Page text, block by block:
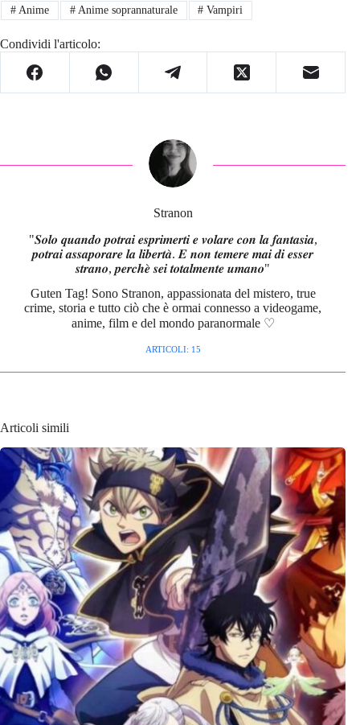
#Anime #Anime soprannaturale # Vampiri
Condividi l'articolo:
Stranon
"𝑺𝒐𝒍𝒐 𝒒𝒖𝒂𝒏𝒅𝒐 𝒑𝒐𝒕𝒓𝒂𝒊 𝒆𝒔𝒑𝒓𝒊𝒎𝒆𝒓𝒕𝒊 𝒆 𝒗𝒐𝒍𝒂𝒓𝒆 𝒄𝒐𝒏 𝒍𝒂 𝒇𝒂𝒏𝒕𝒂𝒔𝒊𝒂,
𝒑𝒐𝒕𝒓𝒂𝒊 𝒂𝒔𝒔𝒂𝒑𝒐𝒓𝒂𝒓𝒆 𝒍𝒂 𝒍𝒊𝒃𝒆𝒓𝒕𝒂̀. 𝑬 𝒏𝒐𝒏 𝒕𝒆𝒎𝒆𝒓𝒆 𝒎𝒂𝒊 𝒅𝒊 𝒆𝒔𝒔𝒆𝒓
𝒔𝒕𝒓𝒂𝒏𝒐, 𝒑𝒆𝒓𝒄𝒉𝒆̀ 𝒔𝒆𝒊 𝒕𝒐𝒕𝒂𝒍𝒎𝒆𝒏𝒕𝒆 𝒖𝒎𝒂𝒏𝒐"
Guten Tag! Sono Stranon, appassionata del mistero, true
crime, storia e tutto ciò che è ormai connesso a videogame,
anime, film e del mondo paranormale ♡
ARTICOLI: 15
Articoli simili